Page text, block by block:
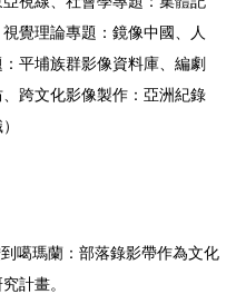
覺理論專題：鏡像中國、人
平埔族群影像資料庫、編劇
跨文化影像製作：亞洲紀錄
噶瑪蘭：部落錄影帶作為文化
計畫。